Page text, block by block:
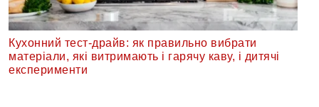
Кухонний тест-драйв: як правильно вибрати
матеріали, які витримають і гарячу каву, і дитячі
експерименти